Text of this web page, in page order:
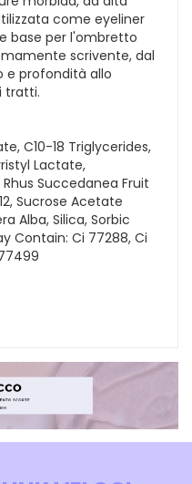
come eyeliner
base per l'ombretto
scrivente, dal
e profondità allo
tratti.
C10-18 Triglycerides,
Lactate,
Succedanea Fruit
Sucrose Acetate
Alba, Silica, Sorbic
Contain: Ci 77288, Ci